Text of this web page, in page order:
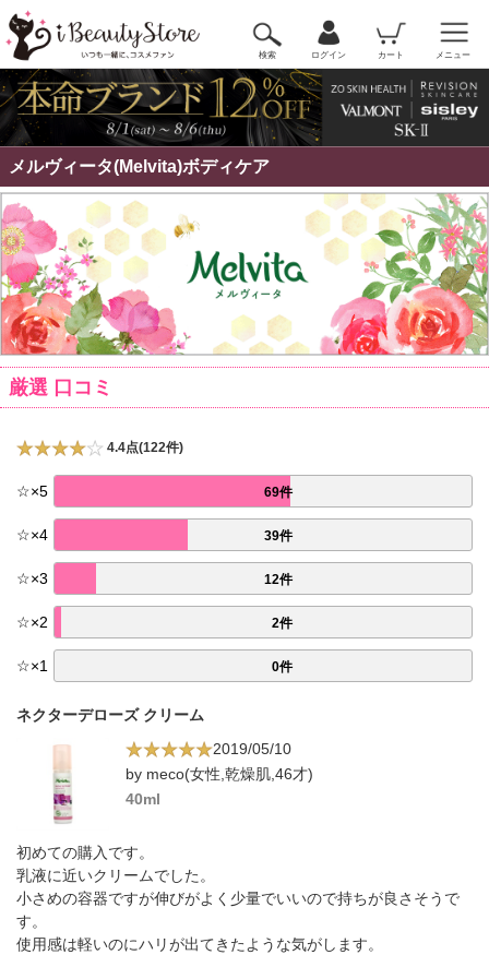
検索 ログイン カート メニュー
メルヴィータ(Melvita)ボディケア
厳選 口コミ
4.4点(122件)
☆×5 69件
☆×4 39件
☆×3 12件
☆×2 2件
☆×1 0件
ネクターデローズ クリーム
2019/05/10
by meco(女性,乾燥肌,46才)
40ml
初めての購入です。
乳液に近いクリームでした。
小さめの容器ですが伸びがよく少量でいいので持ちが良さそうで
す。
使用感は軽いのにハリが出てきたような気がします。